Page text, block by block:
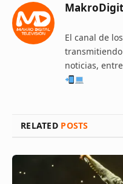
El canal de
noticias,
RELATED POSTS